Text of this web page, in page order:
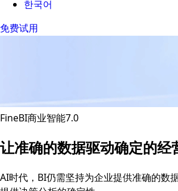
한국어
免费试用
FineBI商业智能7.0
让准确的数据驱动确定的经
AI时代，BI仍需坚持为企业提供准确的数